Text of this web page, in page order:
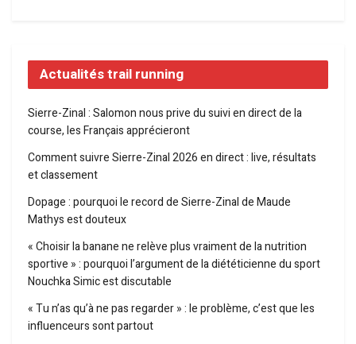
Actualités trail running
Sierre-Zinal : Salomon nous prive du suivi en direct de la
course, les Français apprécieront
Comment suivre Sierre-Zinal 2026 en direct : live, résultats
et classement
Dopage : pourquoi le record de Sierre-Zinal de Maude
Mathys est douteux
« Choisir la banane ne relève plus vraiment de la nutrition
sportive » : pourquoi l’argument de la diététicienne du sport
Nouchka Simic est discutable
« Tu n’as qu’à ne pas regarder » : le problème, c’est que les
influenceurs sont partout